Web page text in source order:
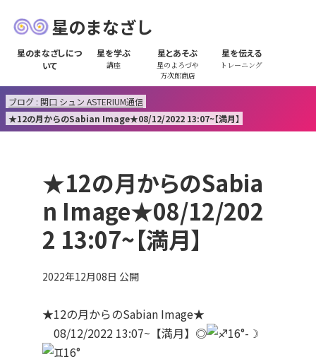
星のまなざし
星のまなざしにつ
いて
星を学ぶ
講座
星とあそぶ
星のよろづや
万次郎商店
星を伝える
トレーニング
ブログ : 関口 シュン ASTERIUM通信
★12の月からのSabian Image★08/12/2022 13:07~【満月】
★12の月からのSabia
n Image★08/12/202
2 13:07~【満月】
2022年12月08日 公開
★12の月からのSabian Image★
08/12/2022 13:07~【満月】◎
16°-☽
16°